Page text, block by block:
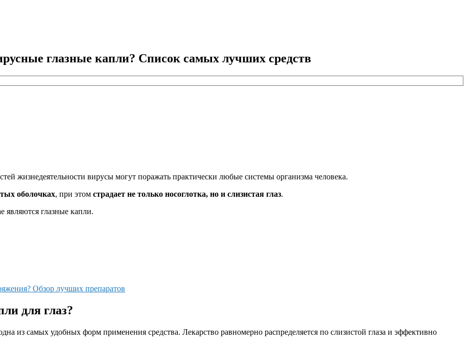
глазные капли? Список самых лучших средств
жизнедеятельности вирусы могут поражать практически любые системы организма человека.
оболочках, при этом страдает не только носоглотка, но и слизистая глаз.
являются глазные капли.
Обзор лучших препаратов
для глаз?
из самых удобных форм применения средства. Лекарство равномерно распределяется по слизистой глаза и эффективно